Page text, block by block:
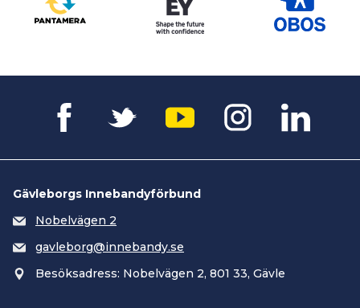
Gävleborgs Innebandyförbund
Nobelvägen 2
gavleborg@innebandy.se
Besöksadress: Nobelvägen 2, 801 33, Gävle